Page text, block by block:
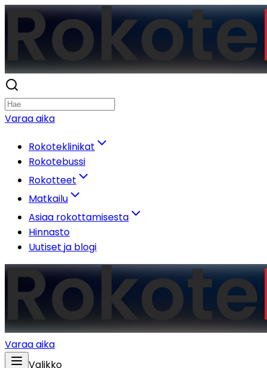
Varaa aika
Rokoteklinikat
Rokotebussi
Rokotteet
Matkailu
Asiaa rokottamisesta
Hinnasto
Uutiset ja blogi
Varaa aika
Valikko